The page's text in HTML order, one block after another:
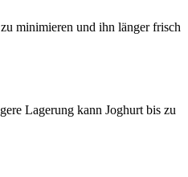
minimieren und ihn länger frisch
Lagerung kann Joghurt bis zu